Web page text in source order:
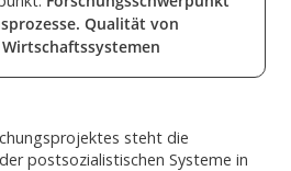
Qualität von
steht die
postsozialistischen Systeme in